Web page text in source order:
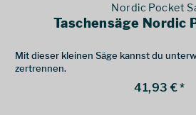
Nordic Pocket
Taschensäge Nordic
Mit dieser kleinen Säge kannst du
zertrennen.
41,93 € *